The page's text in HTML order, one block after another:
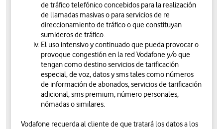
de tráfico telefónico concebidos para la realización
de llamadas masivas o para servicios de re
direccionamiento de tráfico o que constituyan
sumideros de tráfico.
El uso intensivo y continuado que pueda provocar o
provoque congestión en la red Vodafone y/o que
tengan como destino servicios de tarificación
especial, de voz, datos y sms tales como números
de información de abonados, servicios de tarificación
adicional, sms premium, número personales,
nómadas o similares.
Vodafone recuerda al cliente de que tratará los datos a los